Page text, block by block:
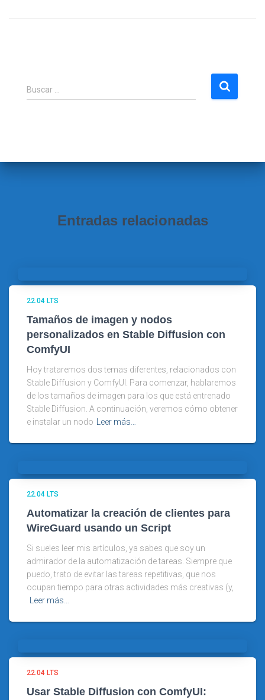
B
u
:
Buscar …
Entradas relacionadas
22.04 LTS
Tamaños de imagen y nodos
personalizados en Stable Diffusion con
ComfyUI
Hoy trataremos dos temas diferentes, relacionados con
Stable Diffusion y ComfyUI. Para comenzar, hablaremos
de los tamaños de imagen para los que está entrenado
Stable Diffusion. A continuación, veremos cómo obtener
e instalar un nodo
Leer más…
22.04 LTS
Automatizar la creación de clientes para
WireGuard usando un Script
Si sueles leer mis artículos, ya sabes que soy un
admirador de la automatización de tareas. Siempre que
puedo, trato de evitar las tareas repetitivas, que nos
ocupan tiempo para otras actividades más creativas (y,
Leer más…
22.04 LTS
Usar Stable Diffusion con ComfyUI: